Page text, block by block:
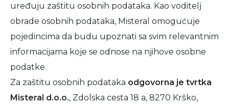
uređuju zaštitu osobnih podataka. Kao voditelj
obrade osobnih podataka, Misteral omogućuje
pojedincima da budu upoznati sa svim relevantnim
informacijama koje se odnose na njihove osobne
podatke.
Za zaštitu osobnih podataka odgovorna je tvrtka
Misteral d.o.o., Zdolska cesta 18 a, 8270 Krško,